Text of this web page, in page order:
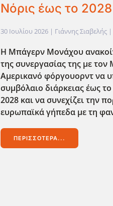
Νόρις έως το 2028
30 Ιουλίου 2026| Γιάννης Σιαβελής |
Η Μπάγερν Μονάχου
της συνεργασίας της με τον
Αμερικανό φόργουορντ να
συμβόλαιο διάρκειας έως
2028 και να συνεχίζει την
ευρωπαϊκά γήπεδα με τη
ΠΕΡΙΣΣΌΤΕΡΑ...